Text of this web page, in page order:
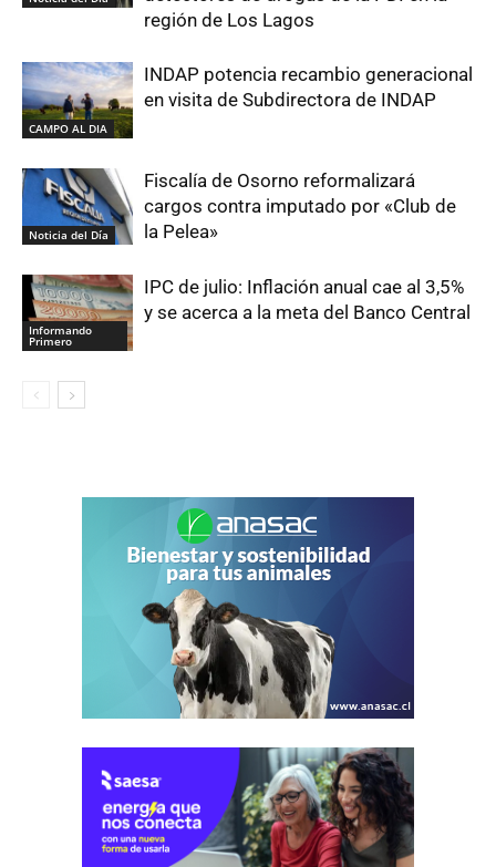
región de Los Lagos
CAMPO AL DIA
INDAP potencia recambio generacional
en visita de Subdirectora de INDAP
Noticia del Día
Fiscalía de Osorno reformalizará
cargos contra imputado por «Club de
la Pelea»
Informando
Primero
IPC de julio: Inflación anual cae al 3,5%
y se acerca a la meta del Banco Central